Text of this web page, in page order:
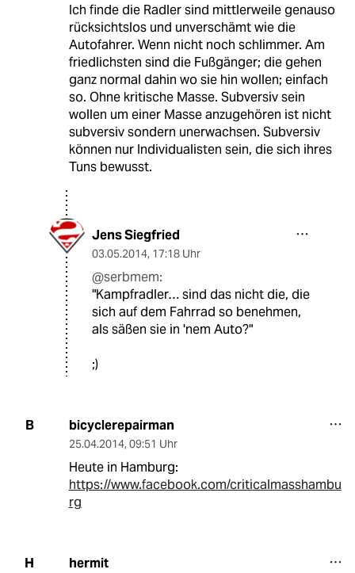
Ich finde die Radler sind mittlerweile genauso
rücksichtslos und unverschämt wie die
Autofahrer. Wenn nicht noch schlimmer. Am
friedlichsten sind die Fußgänger; die gehen
ganz normal dahin wo sie hin wollen; einfach
so. Ohne kritische Masse. Subversiv sein
wollen um einer Masse anzugehören ist nicht
subversiv sondern unerwachsen. Subversiv
können nur Individualisten sein, die sich ihres
Tuns bewusst.
Jens Siegfried
03.05.2014, 17:18 Uhr
@serbmem:
"Kampfradler… sind das nicht die, die
sich auf dem Fahrrad so benehmen,
als säßen sie in 'nem Auto?"
;)
B bicyclerepairman
25.04.2014, 09:51 Uhr
Heute in Hamburg:
https://www.facebook.com/criticalmasshambu
rg
H hermit